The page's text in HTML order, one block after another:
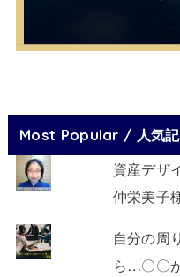
Most Popular / 人気
資産デザ
仲栄美子
自分の周
ら…〇〇